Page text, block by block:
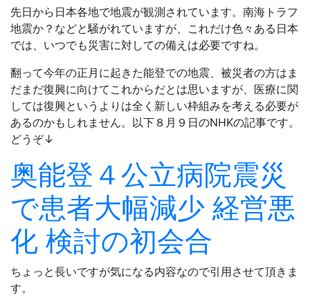
先日から日本各地で地震が観測されています。南海トラフ
地震か？などと騒がれていますが、これだけ色々ある日本
では、いつでも災害に対しての備えは必要ですね。
翻って今年の正月に起きた能登での地震、被災者の方はま
だまだ復興に向けてこれからだとは思いますが、医療に関
しては復興というよりは全く新しい枠組みを考える必要が
あるのかもしれません。以下８月９日のNHKの記事です。
どうぞ↓
奥能登４公立病院震災
で患者大幅減少 経営悪
化 検討の初会合
ちょっと長いですが気になる内容なので引用させて頂きま
す。